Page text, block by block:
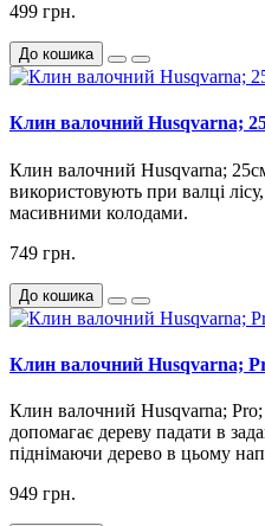
499 грн.
До кошика
Клин валочний Husqvarna;
Клин валочний Husqvarna;
використовують при валці лісу,
масивними колодами.
749 грн.
До кошика
Клин валочний Husqvarna;
Клин валочний Husqvarna;
допомагає дереву падати в
піднімаючи дерево в цьому
949 грн.